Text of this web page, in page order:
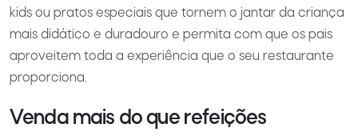
kids ou pratos especiais que tornem o jantar da criança
mais didático e duradouro e permita com que os pais
aproveitem toda a experiência que o seu restaurante
proporciona.
Venda mais do que refeições